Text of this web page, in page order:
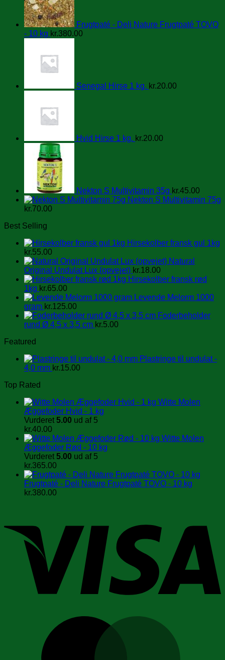
Frugtpaté - Deli Nature Frugtpaté TOVO
- 10 kg kr.380.00
Senegal Hirse 1 kg. kr.20.00
Hvid Hirse 1 kg. kr.20.00
Nekton S Multivitamin 35g kr.45.00
Nekton S Multivitamin 75g
kr.70.00
Best Selling
Hirsekolber fransk gul 1kg
kr.55.00
Natural
Original Undulat Lux (opvejet) kr.18.00
Hirsekolber fransk rød
1kg kr.65.00
Levende Melorm 1000
gram kr.125.00
Foderbeholder
rund Ø 4,5 x 3,5 cm kr.5.00
Featured
Plastringe til undulat -
4,0 mm kr.15.00
Top Rated
Witte Molen
Æggefoder Hvid - 1 kg
Vurderet 5.00 ud af 5
kr.40.00
Witte Molen
Æggefoder Rød - 10 kg
Vurderet 5.00 ud af 5
kr.365.00
Frugtpaté - Deli Nature Frugtpaté TOVO - 10 kg
kr.380.00